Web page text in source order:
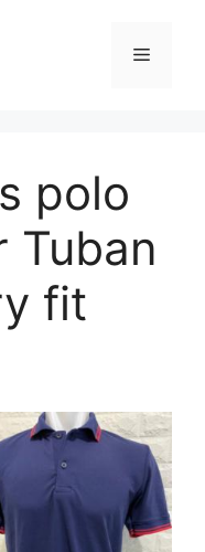
Menu
polo
Tuban
fit